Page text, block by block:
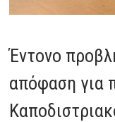
Έντονο
απόφαση για